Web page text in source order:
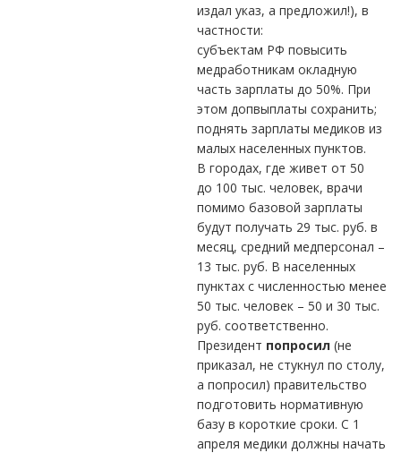
издал указ, а предложил!), в
частности:
субъектам РФ повысить
медработникам окладную
часть зарплаты до 50%. При
этом допвыплаты сохранить;
поднять зарплаты медиков из
малых населенных пунктов.
В городах, где живет от 50
до 100 тыс. человек, врачи
помимо базовой зарплаты
будут получать 29 тыс. руб. в
месяц, средний медперсонал –
13 тыс. руб. В населенных
пунктах с численностью менее
50 тыс. человек – 50 и 30 тыс.
руб. соответственно.
Президент попросил (не
приказал, не стукнул по столу,
а попросил) правительство
подготовить нормативную
базу в короткие сроки. С 1
апреля медики должны начать